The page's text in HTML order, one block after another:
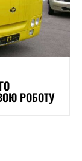
РОБОТУ